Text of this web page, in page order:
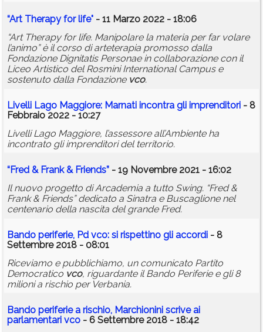
“Art Therapy for life" - 11 Marzo 2022 - 18:06
“Art Therapy for life. Manipolare la materia per far volare
l’animo” è il corso di arteterapia promosso dalla
Fondazione Dignitatis Personae in collaborazione con il
Liceo Artistico del Rosmini International Campus e
sostenuto dalla Fondazione vco.
Livelli Lago Maggiore: Marnati incontra gli imprenditori - 8
Febbraio 2022 - 10:27
Livelli Lago Maggiore, l’assessore all’Ambiente ha
incontrato gli imprenditori del territorio.
“Fred & Frank & Friends” - 19 Novembre 2021 - 16:02
Il nuovo progetto di Arcademia a tutto Swing. “Fred &
Frank & Friends” dedicato a Sinatra e Buscaglione nel
centenario della nascita del grande Fred.
Bando periferie, Pd vco: si rispettino gli accordi - 8
Settembre 2018 - 08:01
Riceviamo e pubblichiamo, un comunicato Partito
Democratico vco, riguardante il Bando Periferie e gli 8
milioni a rischio per Verbania.
Bando periferie a rischio, Marchionini scrive ai
parlamentari vco - 6 Settembre 2018 - 18:42